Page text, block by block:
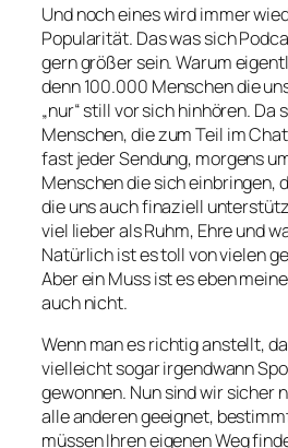
Und noch eines wird immer
Popularität. Das was sich
gern größer sein. Warum
denn 100.000 Menschen die
„nur“ still vor sich hinhören. Da
Menschen, die zum Teil im
fast jeder Sendung, morgens
Menschen die sich einbringen,
die uns auch finaziell
viel lieber als Ruhm, Ehre und
Natürlich ist es toll von vielen
Aber ein Muss ist es eben
auch nicht.
Wenn man es richtig anstellt,
vielleicht sogar irgendwann
gewonnen. Nun sind wir sicher
alle anderen geeignet,
müssen Ihren eigenen Weg